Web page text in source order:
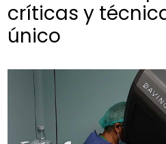
críticas y
único